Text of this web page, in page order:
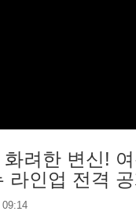
려한 변신!
라인업 전격
09:14